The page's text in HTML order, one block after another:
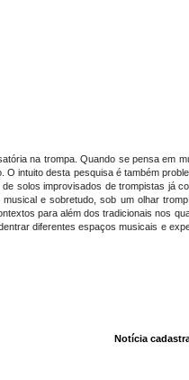
na trompa. Quando se pensa em
intuito desta pesquisa é também
solos improvisados de trompistas já
e sobretudo, sob um olhar
para além dos tradicionais nos
diferentes espaços musicais e
Notícia